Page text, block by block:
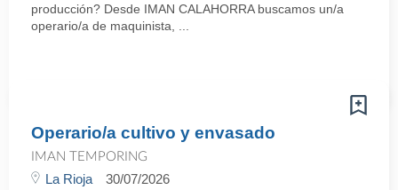
producción? Desde IMAN CALAHORRA buscamos un/a
operario/a de maquinista, ...
Operario/a cultivo y envasado
IMAN TEMPORING
La Rioja 30/07/2026